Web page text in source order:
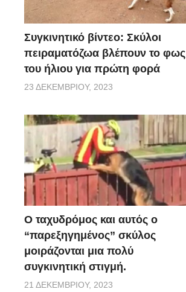
Συγκινητικό βίντεο: Σκύλοι
πειραματόζωα βλέπουν το φως
του ήλιου για πρώτη φορά
23 ΔΕΚΕΜΒΡΊΟΥ, 2023
Ο ταχυδρόμος και αυτός ο
“παρεξηγημένος” σκύλος
μοιράζονται μια πολύ
συγκινητική στιγμή.
21 ΔΕΚΕΜΒΡΊΟΥ, 2023